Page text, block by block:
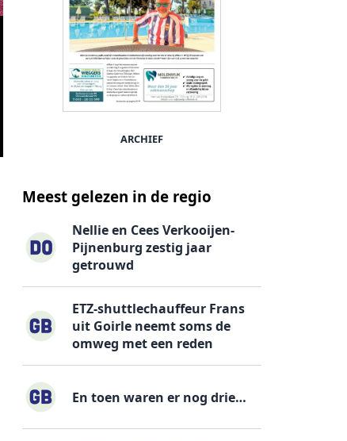
Prof. Dr. Arnoud-jan Bijsterveld verzorgt een cursusavond over
ARCHIEF
Meest gelezen in de regio
Nellie en Cees Verkooijen-
Pijnenburg zestig jaar
getrouwd
ETZ-shuttlechauffeur Frans
uit Goirle neemt soms de
omweg met een reden
En toen waren er nog drie…